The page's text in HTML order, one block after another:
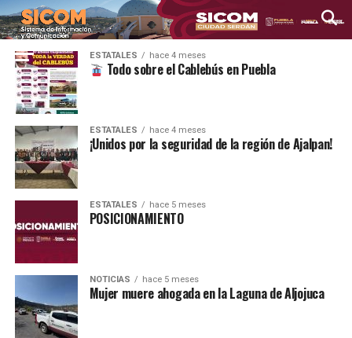
ESTATALES hace 4 meses
Todo sobre el Cablebús en Puebla
ESTATALES hace 4 meses
¡Unidos por la seguridad de la región de Ajalpan!
ESTATALES hace 5 meses
POSICIONAMIENTO
NOTICIAS hace 5 meses
Mujer muere ahogada en la Laguna de Aljojuca